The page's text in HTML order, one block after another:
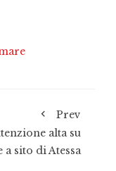
Prev
alta su
a sito di Atessa